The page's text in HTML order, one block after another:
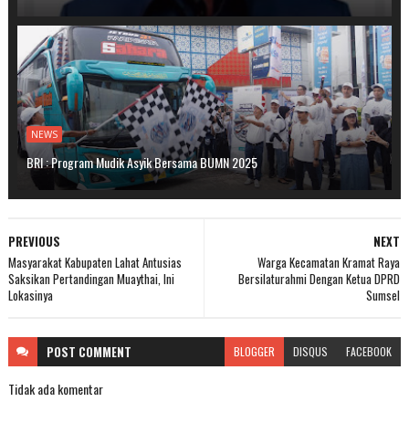
NEWS
BRI : Program Mudik Asyik Bersama BUMN 2025
NEXT
Warga Kecamatan Kramat Raya
Bersilaturahmi Dengan Ketua DPRD
Sumsel
PREVIOUS
Masyarakat Kabupaten Lahat Antusias
Saksikan Pertandingan Muaythai, Ini
Lokasinya
POST COMMENT BLOGGER DISQUS FACEBOOK
Tidak ada komentar